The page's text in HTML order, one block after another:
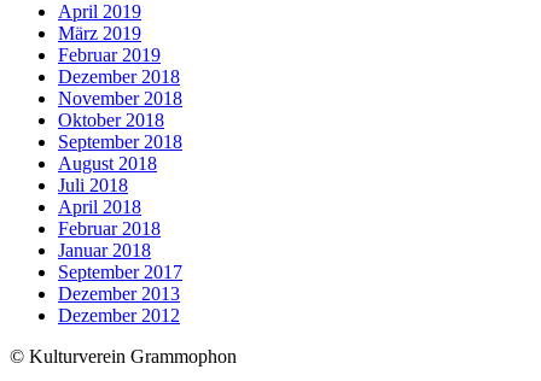
April 2019
März 2019
Februar 2019
Dezember 2018
November 2018
Oktober 2018
September 2018
August 2018
Juli 2018
April 2018
Februar 2018
Januar 2018
September 2017
Dezember 2013
Dezember 2012
© Kulturverein Grammophon